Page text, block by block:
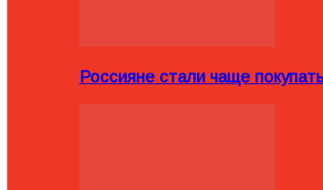
Россияне стали чаще